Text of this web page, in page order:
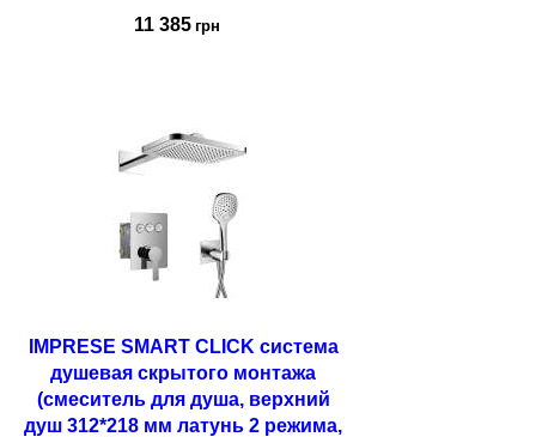
11 385 грн
IMPRESE SMART CLICK система
душевая скрытого монтажа
(смеситель для душа, верхний
душ 312*218 мм латунь 2 режима,